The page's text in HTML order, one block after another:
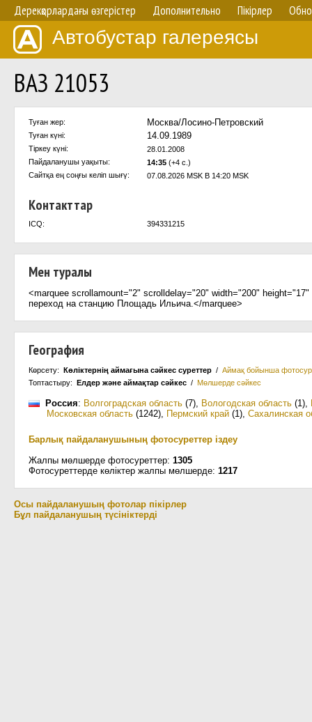
Дерекқорлардағы өзгерістер Дополнительно Пікірлер
Автобустар галереясы
ВАЗ 21053
Туған жер: Москва/Лосино-Петровский
Туған күні: 14.09.1989
Тіркеу күні:
28.01.2008
Пайдаланушы уақыты:
14:35 (+4 с.)
Сайтқа ең соңғы келіп шығү:
07.08.2026 MSK В 14:20 MSK
Контакттар
ICQ: 394331215
Мен туралы
<marquee scrollamount="2" scrolldelay="20" width="200"
переход на станцию Площадь Ильича.</marquee>
География
Көрсету: Көліктернің аймағына сәйкес суреттер / Аймақ бойынша
Топтастыру: Елдер және аймақтар сәйкес / Мөлшерде сәйкес
Россия: Волгоградская область (7), Вологодская область (1),
Московская область (1242), Пермский край (1), Сахалинская
Барлық пайдаланушының фотосуреттер іздеу
Жалпы мөлшерде фотосуреттер: 1305
Фотосуреттерде көліктер жалпы мөлшерде: 1217
Осы пайдаланушың фотолар пікірлер
Бұл пайдаланушың түсініктерді